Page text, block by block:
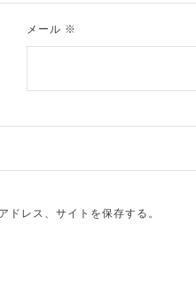
メール ※
ドレス、サイトを保存する。